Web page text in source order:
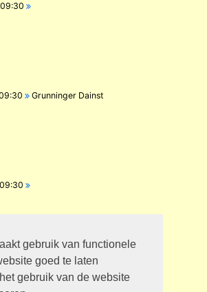
gebruik van functionele
goed te laten
gebruik van de website
Grunninger Dainst